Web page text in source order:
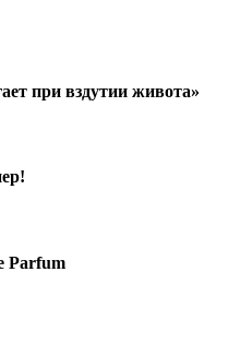
при вздутии живота»
Parfum